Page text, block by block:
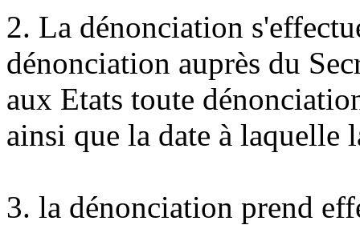
2. La dénonciation
dénonciation auprès du
aux Etats toute
ainsi que la date à laquelle
3. la dénonciation prend